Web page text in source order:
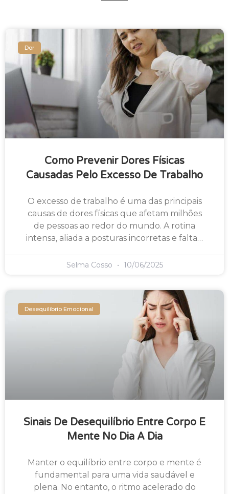
Dor
Como Prevenir Dores Físicas
Causadas Pelo Excesso De Trabalho
O excesso de trabalho é uma das principais
causas de dores físicas que afetam milhões
de pessoas ao redor do mundo. A rotina
intensa, aliada a posturas incorretas e falta…
Selma Cosso 10/06/2025
Desequilíbrio Emocional
Sinais De Desequilíbrio Entre Corpo E
Mente No Dia A Dia
Manter o equilíbrio entre corpo e mente é
fundamental para uma vida saudável e
plena. No entanto, o ritmo acelerado do